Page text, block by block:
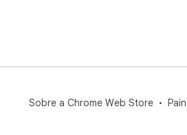
Sobre a Chrome Web Store